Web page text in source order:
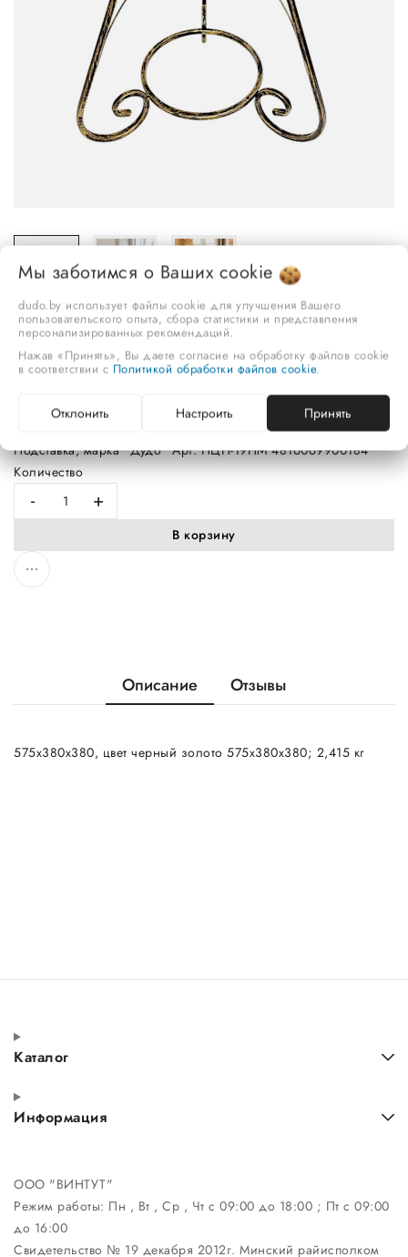
Подставка, марка "Дудо" Арт. ПЦН-19НМ 4816069900184
Подставка, марка "Дудо" Арт. ПЦН-19НМ 4816069900184
Количество
- +
В корзину
Описание Отзывы
575х380х380, цвет черный золото 575х380х380; 2,415 кг
Каталог
Информация
ООО "ВИНТУТ"
Режим работы: Пн , Вт , Ср , Чт c 09:00 до 18:00 ; Пт c 09:00
до 16:00
Свидетельство № 19 декабря 2012г. Минский райисполком
Мы заботимся о Ваших cookie
dudo.by использует файлы cookie для улучшения Вашего
пользовательского опыта, сбора статистики и представления
персонализированных рекомендаций.
Нажав «Принять», Вы даете согласие на обработку файлов cookie
в соответствии с Политикой обработки файлов cookie.
Отклонить Настроить Принять